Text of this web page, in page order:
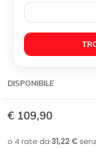
DISPONIBILE
€ 109,90